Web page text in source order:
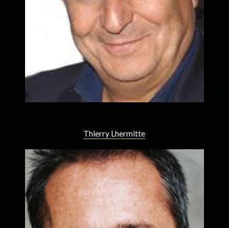
Thierry Lhermitte